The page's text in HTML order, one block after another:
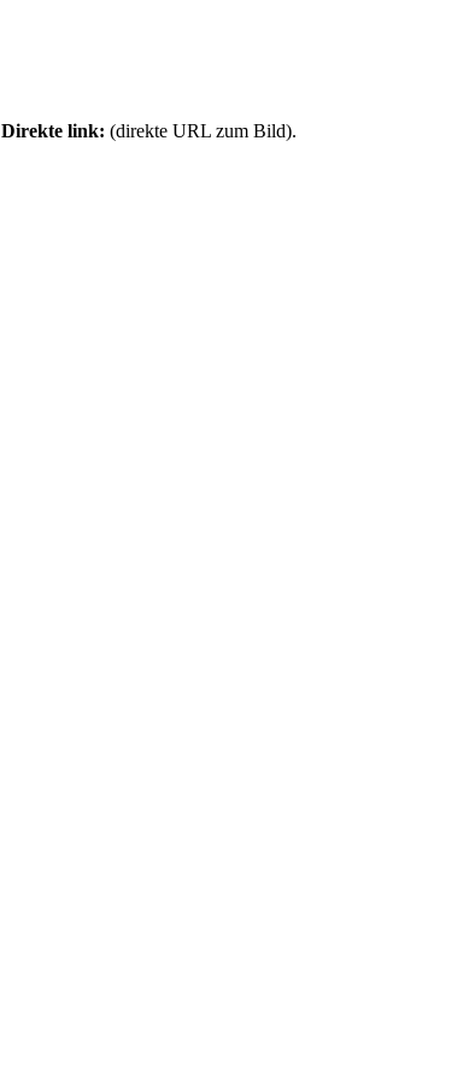
Direkte link: (direkte URL zum Bild).